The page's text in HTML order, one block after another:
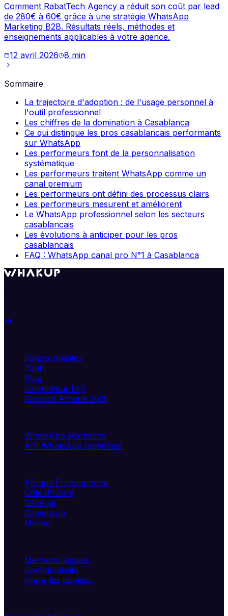
Comment RabatTech Agency a réduit son coût par lead
de 280€ à 60€ grâce à une stratégie WhatsApp
Marketing B2B. Résultats réels, méthodes et
enseignements applicables à votre agence.
12 avril 2026 8 min
Sommaire
La trajectoire d'adoption : de l'usage personnel à
l'outil professionnel
Les chiffres de la domination à Casablanca
Ce qui distingue les pros casablancais performants
sur WhatsApp
Les performeurs font de la personnalisation
systématique
Les performeurs traitent WhatsApp comme un
canal premium
Les performeurs ont défini des processus clairs
Les performeurs mesurent et améliorent
Le WhatsApp professionnel selon les secteurs
casablancais
Les évolutions à anticiper pour les pros
casablancais
FAQ : WhatsApp canal pro N°1 à Casablanca
Fonctionnalités
Tarifs
Blog
Calculateur ROI
Rapport Afrique 2025
WhatsApp Marketing
API WhatsApp (agences)
Afrique Francophone
Côte d'Ivoire
Sénégal
Cameroun
Maroc
Mentions légales
Confidentialité
Gérer les cookies